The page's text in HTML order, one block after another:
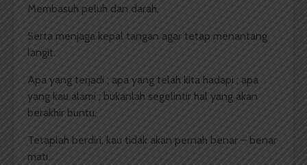
Membasuh peluh dan darah,
Serta menjaga kepal tangan agar tetap menantang
langit.
Apa yang terjadi ; apa yang telah kita hadapi ; apa
yang kau alami ; bukanlah segelintir hal yang akan
berakhir buntu.
Tetaplah berdiri, kau tidak akan pernah benar – benar
mati.